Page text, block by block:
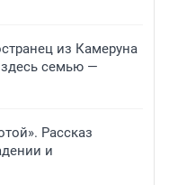
из Камеруна
здесь семью —
Рассказ
и